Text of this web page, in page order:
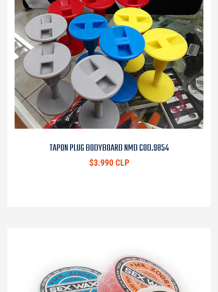
TAPON PLUG BODYBOARD NMD COD.9854
$3.990 CLP